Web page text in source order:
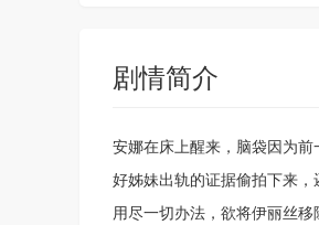
剧情简介
安娜在床上醒来，脑袋因为
好姊妹出轨的证据偷拍下来
用尽一切办法，欲将伊丽丝